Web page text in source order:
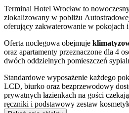
Terminal Hotel Wrocław to
zlokalizowany w pobliżu
oferujący zakwaterowanie w pokojach i
Oferta noclegowa obejmuje
oraz apartamenty przeznaczone dla 4
dwóch oddzielnych pomieszczeń
Standardowe wyposażenie każdego
LCD, biurko oraz bezprzewodowy
prywatnych łazienkach na gości
ręczniki i podstawowy zestaw